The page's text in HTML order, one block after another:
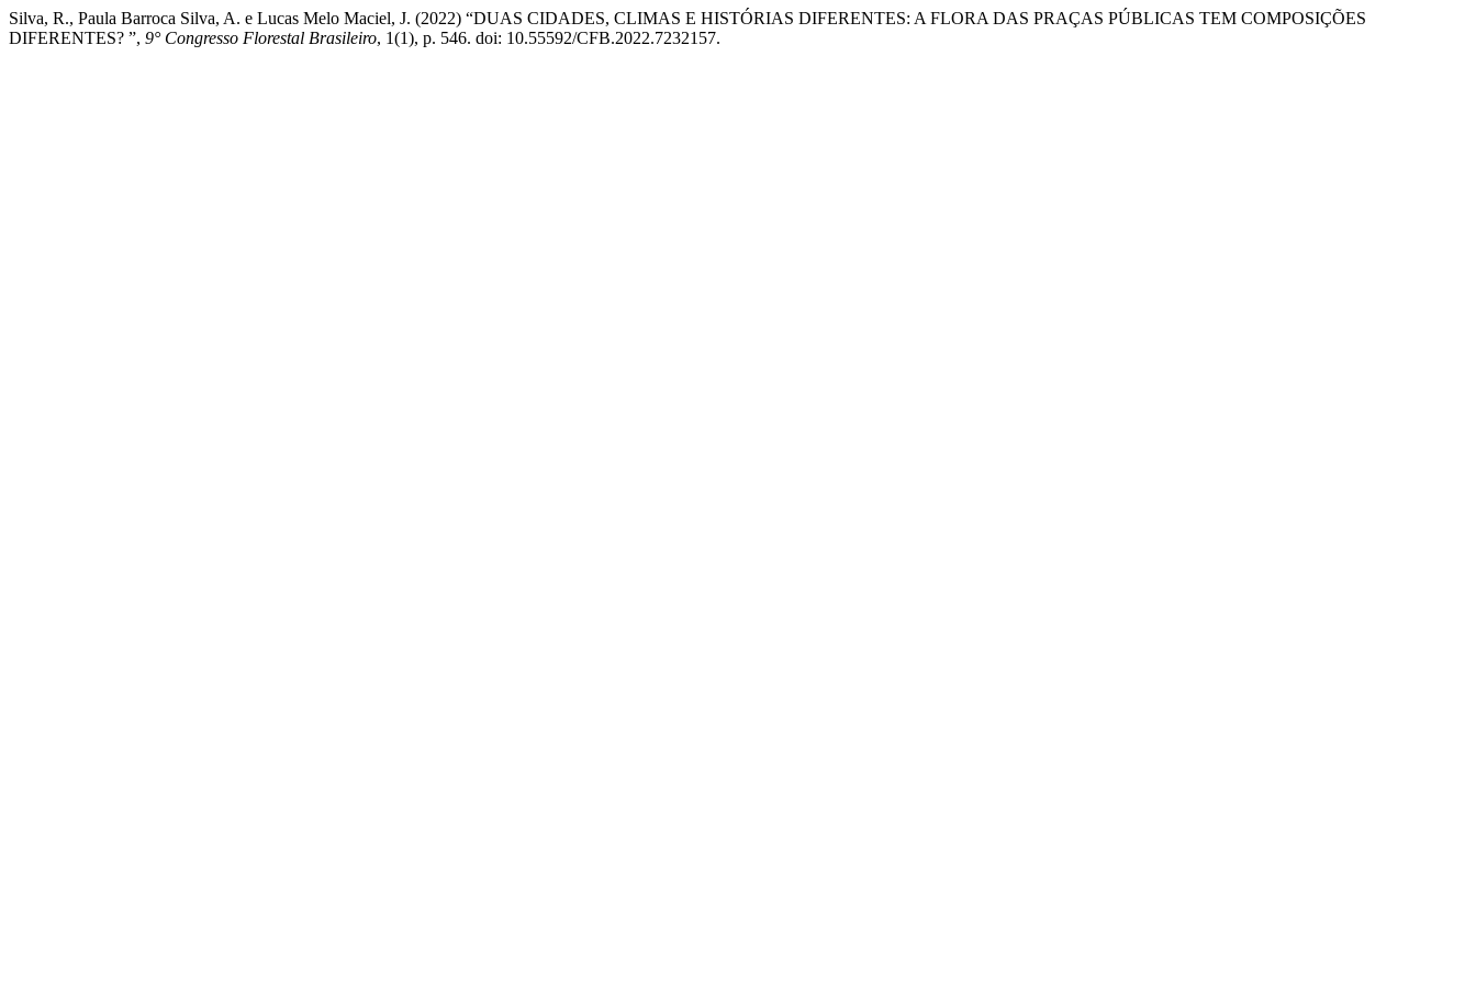
Silva, R., Paula Barroca Silva, A. e Lucas Melo Maciel, J. (2022) “DUAS CIDADES, CLIMAS E HISTÓRIAS DIFERENTES: A FLORA DAS PRAÇAS PÚBLICAS TEM COMPOSIÇÕES
DIFERENTES? ”, 9° Congresso Florestal Brasileiro, 1(1), p. 546. doi: 10.55592/CFB.2022.7232157.